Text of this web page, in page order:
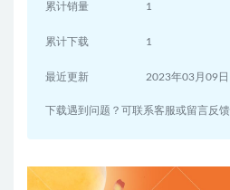
累计销量 1
累计下载 1
最近更新 2023年03月09日
下载遇到问题？可联系客服或留言反馈